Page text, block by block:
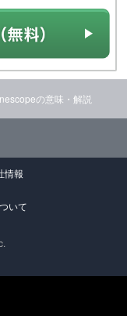
の意味・解説
情報
いて